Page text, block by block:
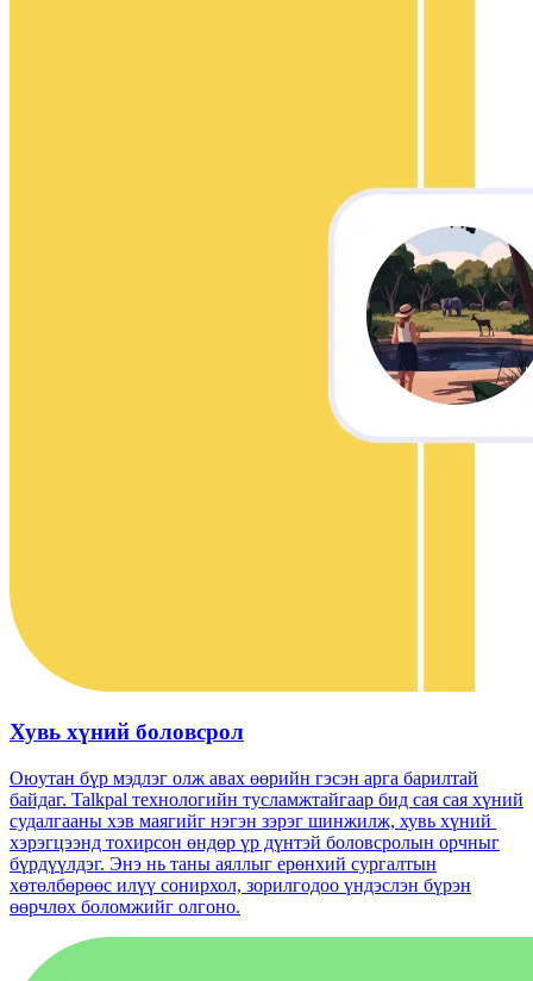
Хувь хүний ​​боловсрол
Оюутан бүр мэдлэг олж авах өөрийн гэсэн арга барилтай
байдаг. Talkpal технологийн тусламжтайгаар бид сая сая хүний
​​судалгааны хэв маягийг нэгэн зэрэг шинжилж, хувь хүний ​​
хэрэгцээнд тохирсон өндөр үр дүнтэй боловсролын орчныг
бүрдүүлдэг. Энэ нь таны аяллыг ерөнхий сургалтын
хөтөлбөрөөс илүү сонирхол, зорилгодоо үндэслэн бүрэн
өөрчлөх боломжийг олгоно.